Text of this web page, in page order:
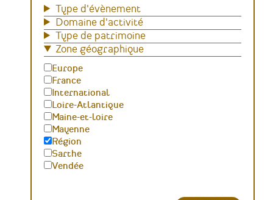
Type d'évènement
Domaine d'activité
Type de patrimoine
Zone géographique
Europe
France
International
Loire-Atlantique
Maine-et-loire
Mayenne
Région
Sarthe
Vendée